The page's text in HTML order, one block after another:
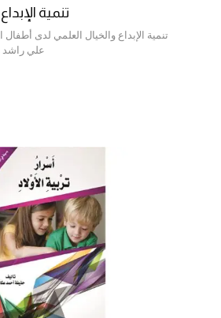
تنمية
تنمية الإبداع والخيال العلمي لدى أطفال
علي راشد